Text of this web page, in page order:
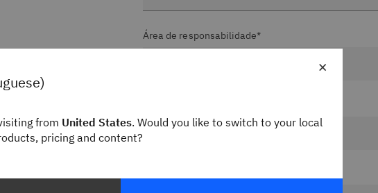
Área de responsabilidade*
×
from United States. Would you like to switch to your local
pricing and content?